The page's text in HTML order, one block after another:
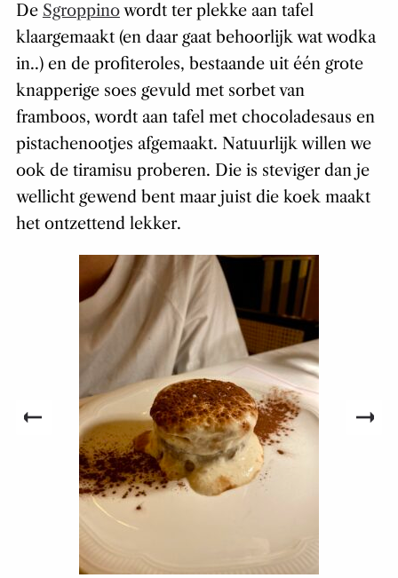
De Sgroppinowordt ter plekke aan tafel
klaargemaakt (en daar gaat behoorlijk wat wodka
in..) en de profiteroles, bestaande uit één grote
knapperige soes gevuld met sorbet van
framboos, wordt aan tafel met chocoladesaus en
pistachenootjes afgemaakt. Natuurlijk willen we
ook de tiramisu proberen. Die is steviger dan je
wellicht gewend bent maar juist die koek maakt
het ontzettend lekker.